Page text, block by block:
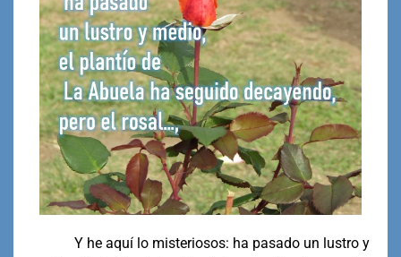
Y he aquí lo misteriosos: ha pasado un lustro y